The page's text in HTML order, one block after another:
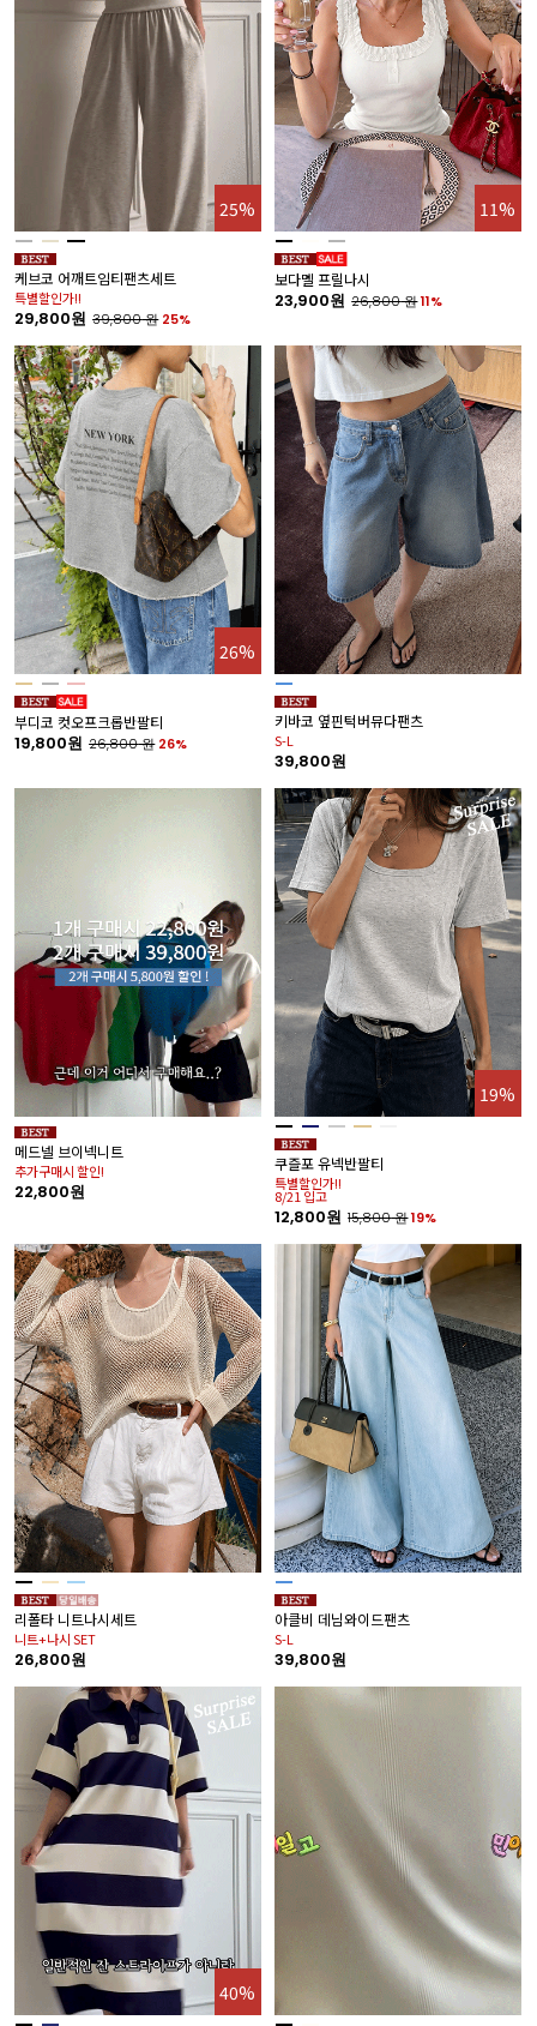
25%
케브코 어깨트임티팬츠세트
특별할인가!!
29,800원 39,800원 25%
11%
보다멜 프릴나시
23,900원 26,800원11%
26%
부디코 컷오프크롭반팔티
19,800원 26,800원 26%
키바코 옆핀턱버뮤다팬츠
S-L
39,800원
메드넬 브이넥니트
추가구매시 할인!
22,800원
19%
쿠즐포 유넥반팔티
특별할인가!!
8/21 입고
12,800원 15,800원19%
리폴타 니트나시세트
니트+나시 SET
26,800원
아클비 데님와이드팬츠
S-L
39,800원
40%